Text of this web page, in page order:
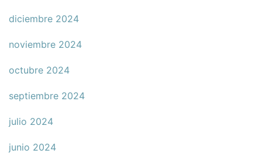
diciembre 2024
noviembre 2024
octubre 2024
septiembre 2024
julio 2024
junio 2024